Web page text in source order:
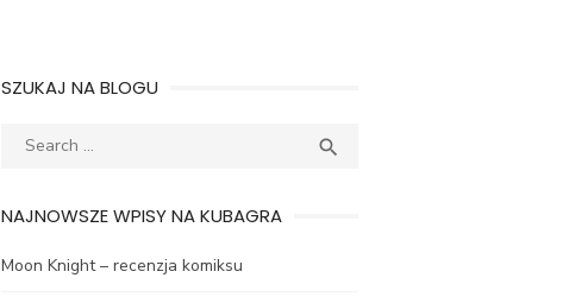
SZUKAJ NA BLOGU
Search

NAJNOWSZE WPISY NA KUBAGRA
Moon Knight – recenzja komiksu